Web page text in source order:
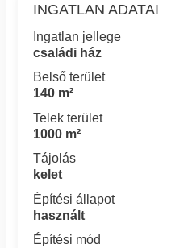
INGATLAN ADATAI
Ingatlan jellege
családi ház
Belső terület
140 m²
Telek terület
1000 m²
Tájolás
kelet
Építési állapot
használt
Építési mód